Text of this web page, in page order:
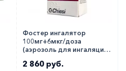
Фостер ингалятор
100мг+6мкг/доза
(аэрозоль для ингаляций)
2 860 руб.